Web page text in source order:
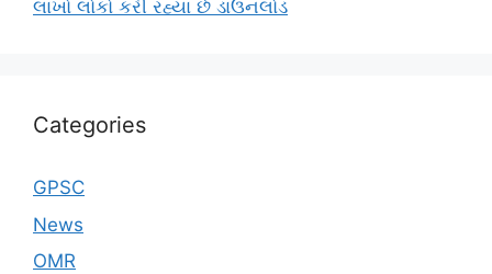
લાખો લોકો કરી રહ્યા છે ડાઉનલોડ
Categories
GPSC
News
OMR